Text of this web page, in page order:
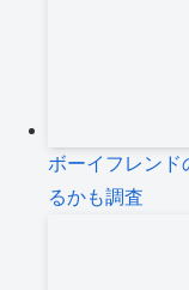
ボーイフレンド
るかも調査